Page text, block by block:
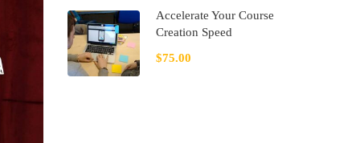
Accelerate Your Course
Creation Speed
$75.00